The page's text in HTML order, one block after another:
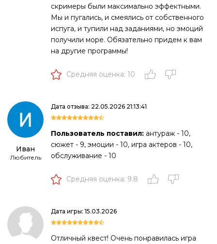
скримеры были максимально эффектными.
Мы и пугались, и смеялись от собственного
испуга, и тупили над заданиями, но эмоций
получили море. Обязательно придем к вам
на другие программы!
Средняя оценка: 10
Иван
Любитель
Дата отзыва: 22.05.2026 21:13:41
Пользователь поставил: антураж - 10,
сюжет - 9, эмоции - 10, игра актеров - 10,
обслуживание - 10
Средняя оценка: 9.8
Дата игры: 15.03.2026
Отличный квест! Очень понравилась игра